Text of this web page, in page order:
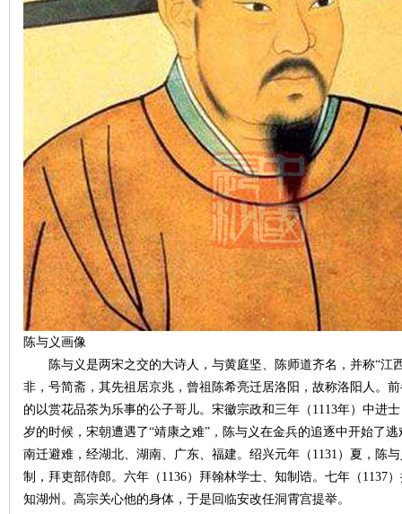
陈与义画像
陈与义是两宋之交的大诗人，与黄庭坚、陈师道齐名，并称“江
非，号简斋，其先祖居京兆，曾祖陈希亮迁居洛阳，故称洛阳人。
的以赏花品茶为乐事的公子哥儿。宋徽宗政和三年（1113年）中进
岁的时候，宋朝遭遇了“靖康之难”，陈与义在金兵的追逐中开始了
南迁避难，经湖北、湖南、广东、福建。绍兴元年（1131）夏，陈
制，拜吏部侍郎。六年（1136）拜翰林学士、知制诰。七年（1137
知湖州。高宗关心他的身体，于是回临安改任洞霄宫提举。